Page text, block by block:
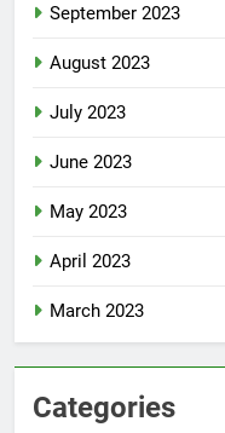
September 2023
August 2023
July 2023
June 2023
May 2023
April 2023
March 2023
Categories